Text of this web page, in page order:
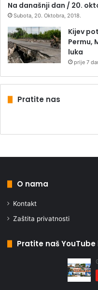
Na današnji dan / 20.
Subota, 20. Oktobra, 2018.
Kijev
Permu,
luka
prije 7
Pratite nas
O nama
Kontakt
Zaštita privatnosti
Pratite naš